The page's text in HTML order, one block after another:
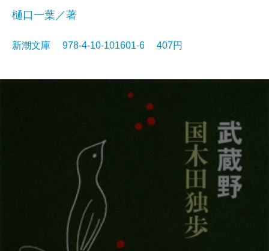
樋口一葉／著
新潮文庫 978-4-10-101601-6 407円